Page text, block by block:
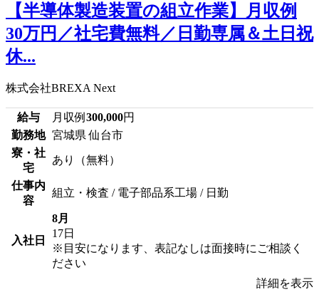
【半導体製造装置の組立作業】月収例
30万円／社宅費無料／日勤専属＆土日祝
休...
株式会社BREXA Next
給与 月収例 300,000円
勤務地 宮城県 仙台市
寮・社
宅
あり（無料）
仕事内
容
組立・検査 / 電子部品系工場 / 日勤
入社日
8月
17日
※目安になります、表記なしは面接時にご相談く
ださい
詳細を表示